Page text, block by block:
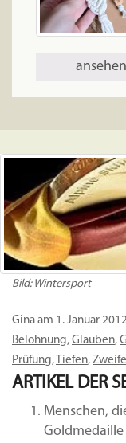
ansehen
Bild: Wintersport
Gina am 1. Januar
Belohnung, Glauben,
Prüfung, Tiefen,
ARTIKEL DER
Menschen,